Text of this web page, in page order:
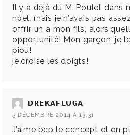
Il y a déjà du M. Poulet dans
noel, mais je n’avais pas
offrir un à mon fils, alors
opportunité! Mon garçon, je
piou!
je croise les doigts!
DREKAFLUGA
5 DÉCEMBRE 2014 À 13:31
J’aime bcp le concept et en